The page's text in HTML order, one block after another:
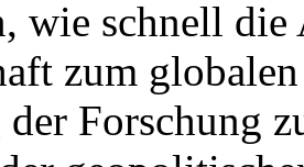
wie schnell die
zum
Forschung